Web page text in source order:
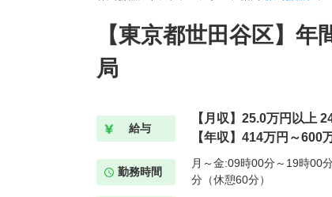
【東京都世田谷区】
局
給与
【月収】25.0万円以上
【年収】414万円～600
勤務時間
月～金:09時00分～19時00
分（休憩60分）